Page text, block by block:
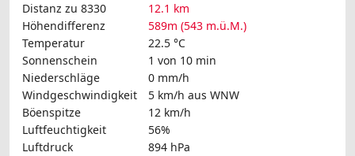
Distanz zu 8330
12.1 km
Höhendifferenz
589m (543 m.ü.M.)
Temperatur
22.5 °C
Sonnenschein
1 von 10 min
Niederschläge
0 mm/h
Windgeschwindigkeit
5 km/h aus WNW
Böenspitze
12 km/h
Luftfeuchtigkeit
56%
Luftdruck
894 hPa